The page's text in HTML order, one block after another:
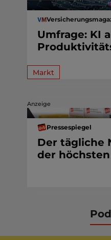
Umfrage: KI
Markt
Anzeige
Pressespiegel
Der tägliche
der